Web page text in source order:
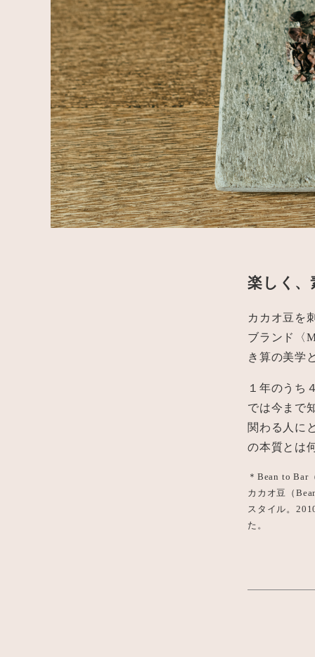
楽しく、
カカオ豆を
ブランド〈
き算の美学
１年のうち
では今まで
関わる人に
の本質とは
＊Bean to Bar
カカオ豆（
スタイル。
た。